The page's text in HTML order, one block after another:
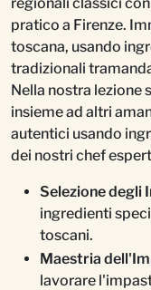
pratico a Firenze.
toscana, usando
tradizionali
Nella nostra lezione
insieme ad altri
autentici usando
dei nostri chef
Selezione degli
ingredienti
toscani.
Maestria
lavorare